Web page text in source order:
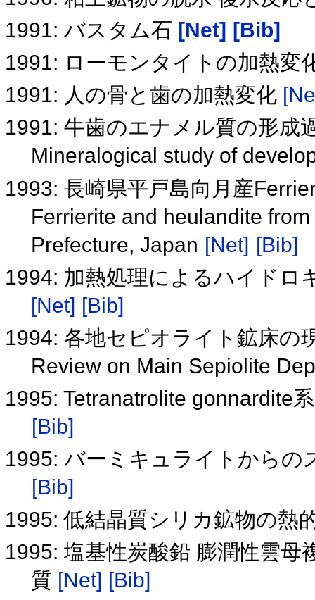
1991: バスタム石 [Net] [Bib]
1991: ローモンタイトの加熱変
1991: 人の骨と歯の加熱変化
1991: 牛歯のエナメル質の形成
Mineralogical study of
1993: 長崎県平戸島向月産
Ferrierite and heulandite
Prefecture, Japan [Net] [Bib]
1994: 加熱処理によるハイドロ
[Net] [Bib]
1994: 各地セピオライト鉱床の
Review on Main Sepiolite
1995: Tetranatrolite gonnardite
[Bib]
1995: バーミキュライトから
[Bib]
1995: 低結晶質シリカ鉱物の熱
1995: 塩基性炭酸鉛 膨潤性雲
質 [Net] [Bib]